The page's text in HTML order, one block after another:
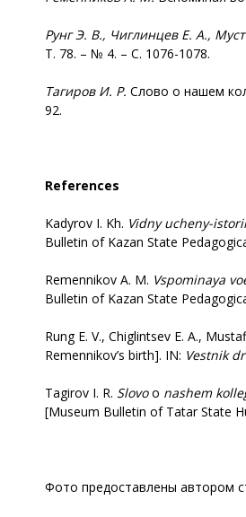
РунгЭ. В., Чиглинцев Е. А.,
Т. 78. – № 4. – С. 1076-1078.
Тагиров И. Р. Слово о нашем
92.
References
Kadyrov I. Kh. Vidny ucheny-
Bulletin of Kazan State
Remennikov А. М. Vspominaya
Bulletin of Kazan State
Rung E. V., Chiglintsev E. А.,
Remennikov’s birth]. IN: Vestnik
Tagirov I. R. Slovoо nashem
[Museum Bulletin of Tatar State
Фото предоставлены автором